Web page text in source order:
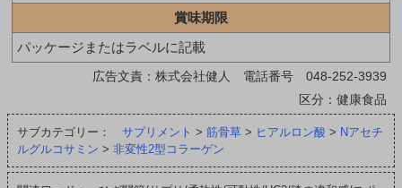
賞味期限
パッケージまたはラベルに記載
広告文責：株式会社健人 電話番号 048-252-3939
区分：健康食品
サブカテゴリー： サプリメント > 筋骨草 > ヒアルロン酸 > Nアセチ
ルグルコサミン > 非変性2型コラーゲン